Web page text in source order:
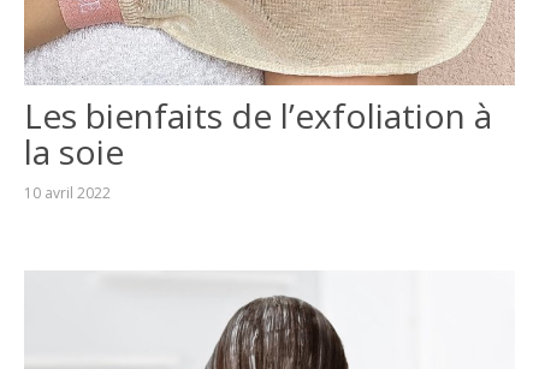
Les bienfaits de l’exfoliation à
la soie
10 avril 2022